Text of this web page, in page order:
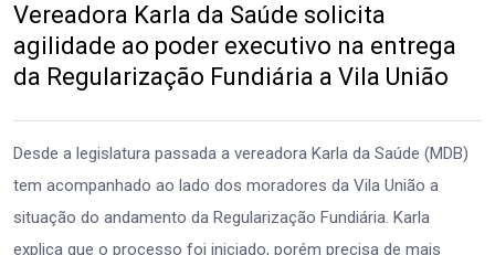
Vereadora Karla da Saúde solicita
agilidade ao poder executivo na entrega
da Regularização Fundiária a Vila União
Desde a legislatura passada a vereadora Karla da Saúde (MDB)
tem acompanhado ao lado dos moradores da Vila União a
situação do andamento da Regularização Fundiária. Karla
explica que o processo foi iniciado, porém precisa de mais